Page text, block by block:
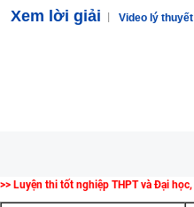
Xem lời giải Video lý thuyết
>> Luyện thi tốt nghiệp THPT và Đại học,